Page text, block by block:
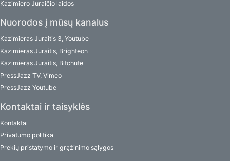
Kazimiero Juraičio laidos
Nuorodos į mūsų kanalus
Kazimieras Juraitis 3, Youtube
Kazimieras Juraitis, Brighteon
Kazimieras Juraitis, Bitchute
PressJazz TV, Vimeo
PressJazz Youtube
Kontaktai ir taisyklės
Kontaktai
Privatumo politika
Prekių pristatymo ir grąžinimo sąlygos